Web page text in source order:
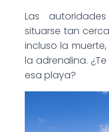
Las
situarse tan
incluso la
la adrenalina.
esa playa?